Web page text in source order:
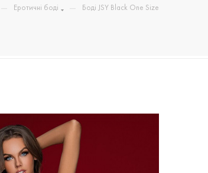
— Еротичні боді — Боді JSY Black One Size